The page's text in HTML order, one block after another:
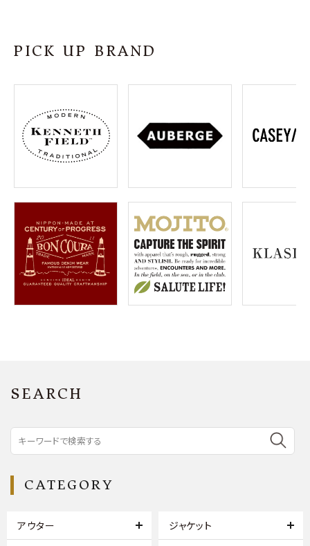
プライバシーポリシー
特定商取引法について
お問い合わせ
OFFICIAL WEB SITE
meeting_room ログイン 会員登録
PICK UP BRAND
SEARCH
CATEGORY
アウター ジャケット